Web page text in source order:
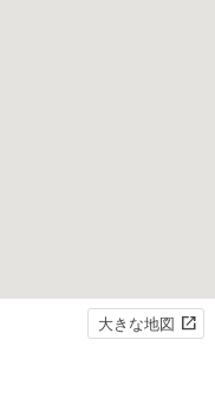
大きな地図